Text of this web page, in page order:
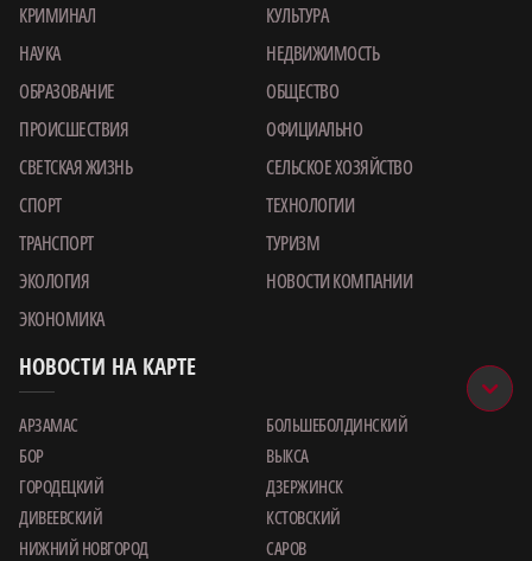
КРИМИНАЛ
КУЛЬТУРА
НАУКА
НЕДВИЖИМОСТЬ
ОБРАЗОВАНИЕ
ОБЩЕСТВО
ПРОИСШЕСТВИЯ
ОФИЦИАЛЬНО
СВЕТСКАЯ ЖИЗНЬ
СЕЛЬСКОЕ ХОЗЯЙСТВО
СПОРТ
ТЕХНОЛОГИИ
ТРАНСПОРТ
ТУРИЗМ
ЭКОЛОГИЯ
НОВОСТИ КОМПАНИИ
ЭКОНОМИКА
НОВОСТИ НА КАРТЕ
АРЗАМАС
БОЛЬШЕБОЛДИНСКИЙ
БОР
ВЫКСА
ГОРОДЕЦКИЙ
ДЗЕРЖИНСК
ДИВЕЕВСКИЙ
КСТОВСКИЙ
НИЖНИЙ НОВГОРОД
САРОВ